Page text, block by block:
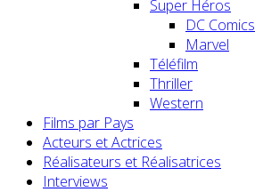
Super Héros
DC Comics
Marvel
Téléfilm
Thriller
Western
Films par Pays
Acteurs et Actrices
Réalisateurs et Réalisatrices
Interviews